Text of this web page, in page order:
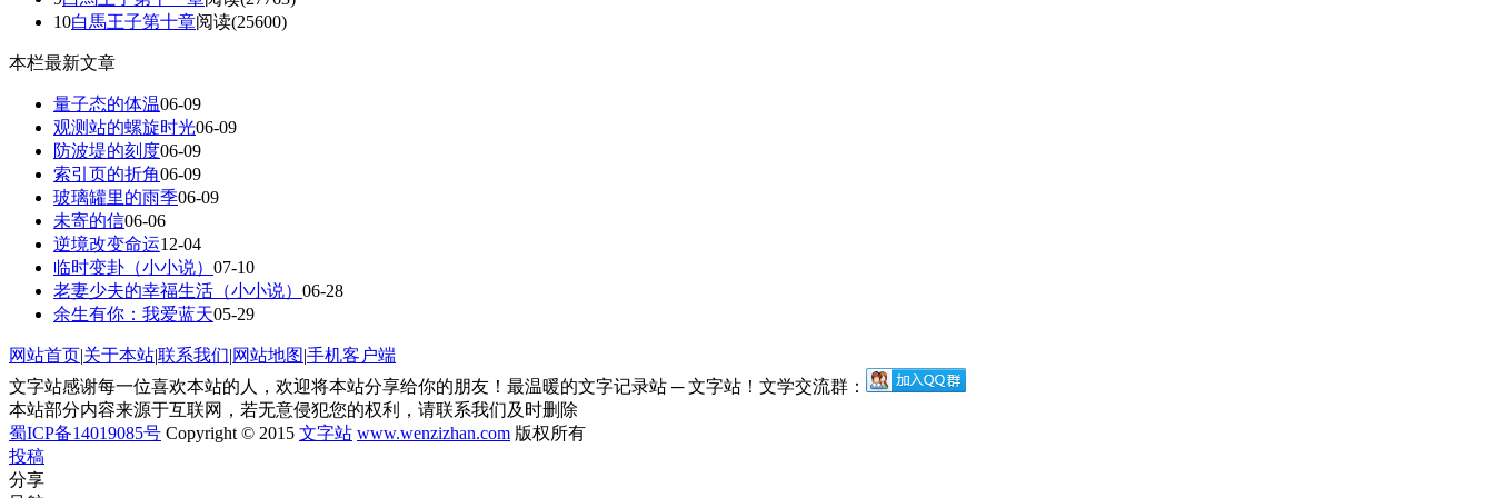
10白馬王子第十章阅读(25600)
本栏最新文章
量子态的体温​06-09
观测站的螺旋时光06-09
防波堤的刻度06-09
索引页的折角06-09
玻璃罐里的雨季06-09
未寄的信06-06
逆境改变命运12-04
临时变卦（小小说） 07-10
老妻少夫的幸福生活（小小说） 06-28
余生有你：我爱蓝天05-29
网站首页|关于本站|联系我们|网站地图|手机客户端
文字站感谢每一位喜欢本站的人，欢迎将本站分享给你的朋友！最温暖的文字记录站 ─ 文字站！文学交流群：
本站部分内容来源于互联网，若无意侵犯您的权利，请联系我们及时删除
蜀ICP备14019085号 Copyright © 2015 文字站 www.wenzizhan.com 版权所有
投稿
分享